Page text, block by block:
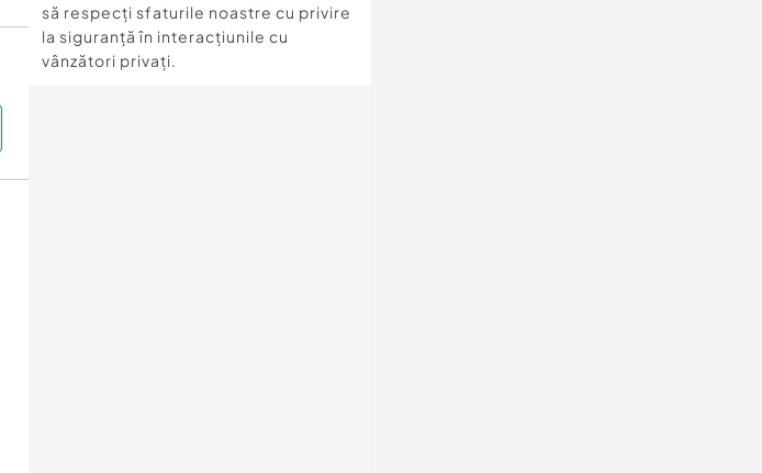
să respecți sfaturile noastre cu privire
la siguranță în interacțiunile cu
vânzători privați.